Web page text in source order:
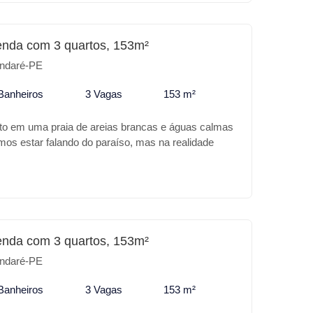
coberta Para o seu lazer ou para investimento
CAMPAS é o melhor lugar.
com 3 quartos, 153m²
PE
3 Vagas 153 m²
em uma praia de areias brancas e águas calmas
estar falando do paraíso, mas na realidade
um apartamento com 153m² todo
varanda aproximadamente 12m² e com 3
com 3 quartos, 153m²
PE
3 Vagas 153 m²